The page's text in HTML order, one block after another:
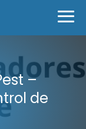
–
de